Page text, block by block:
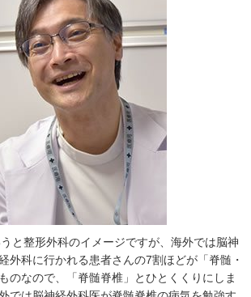
と整形外科のイメージですが、海外では脳神
外科に行かれる患者さんの7割ほどが「脊髄・
のなので、「脊髄脊椎」とひとくくりにしま